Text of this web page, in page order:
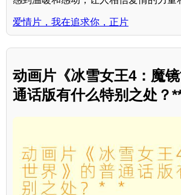
爱情片，我在追求你，正片
动画片《冰雪女王4：魔
通话版有什么特别之处？